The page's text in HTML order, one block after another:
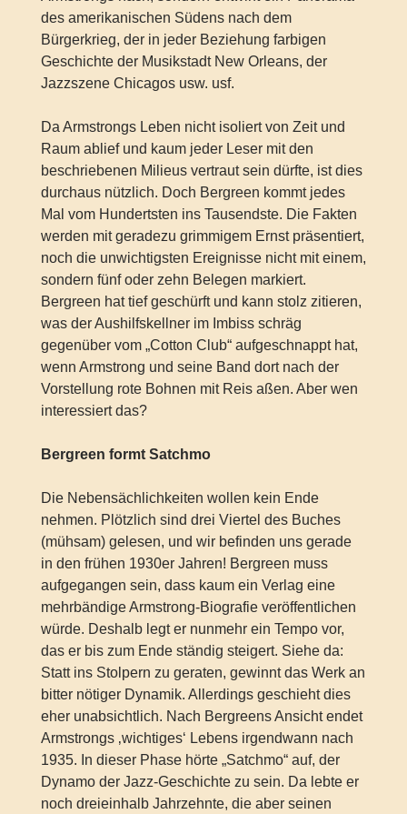
des amerikanischen Südens nach dem
Bürgerkrieg, der in jeder Beziehung farbigen
Geschichte der Musikstadt New Orleans, der
Jazzszene Chicagos usw. usf.
Da Armstrongs Leben nicht isoliert von Zeit und
Raum ablief und kaum jeder Leser mit den
beschriebenen Milieus vertraut sein dürfte, ist dies
durchaus nützlich. Doch Bergreen kommt jedes
Mal vom Hundertsten ins Tausendste. Die Fakten
werden mit geradezu grimmigem Ernst präsentiert,
noch die unwichtigsten Ereignisse nicht mit einem,
sondern fünf oder zehn Belegen markiert.
Bergreen hat tief geschürft und kann stolz zitieren,
was der Aushilfskellner im Imbiss schräg
gegenüber vom „Cotton Club“ aufgeschnappt hat,
wenn Armstrong und seine Band dort nach der
Vorstellung rote Bohnen mit Reis aßen. Aber wen
interessiert das?
Bergreen formt Satchmo
Die Nebensächlichkeiten wollen kein Ende
nehmen. Plötzlich sind drei Viertel des Buches
(mühsam) gelesen, und wir befinden uns gerade
in den frühen 1930er Jahren! Bergreen muss
aufgegangen sein, dass kaum ein Verlag eine
mehrbändige Armstrong-Biografie veröffentlichen
würde. Deshalb legt er nunmehr ein Tempo vor,
das er bis zum Ende ständig steigert. Siehe da:
Statt ins Stolpern zu geraten, gewinnt das Werk an
bitter nötiger Dynamik. Allerdings geschieht dies
eher unabsichtlich. Nach Bergreens Ansicht endet
Armstrongs ‚wichtiges‘ Lebens irgendwann nach
1935. In dieser Phase hörte „Satchmo“ auf, der
Dynamo der Jazz-Geschichte zu sein. Da lebte er
noch dreieinhalb Jahrzehnte, die aber seinen